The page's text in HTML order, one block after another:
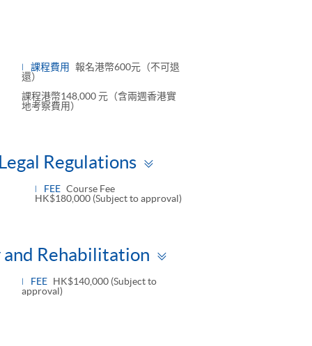
課程費用
報名港幣600元（不可退
還）
課程港幣148,000 元（含兩週香港實
地考察費用）
Regulations
FEE Course Fee
HK$180,000 (Subject to approval)
Rehabilitation
FEE HK$140,000 (Subject to
approval)